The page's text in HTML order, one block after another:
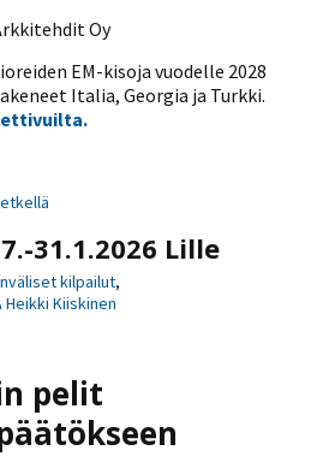
Oy
EM-kisoja vuodelle 2028
Italia, Georgia ja Turkki.
31.1.2026 Lille
kilpailut,
Heikki Kiiskinen
pelit